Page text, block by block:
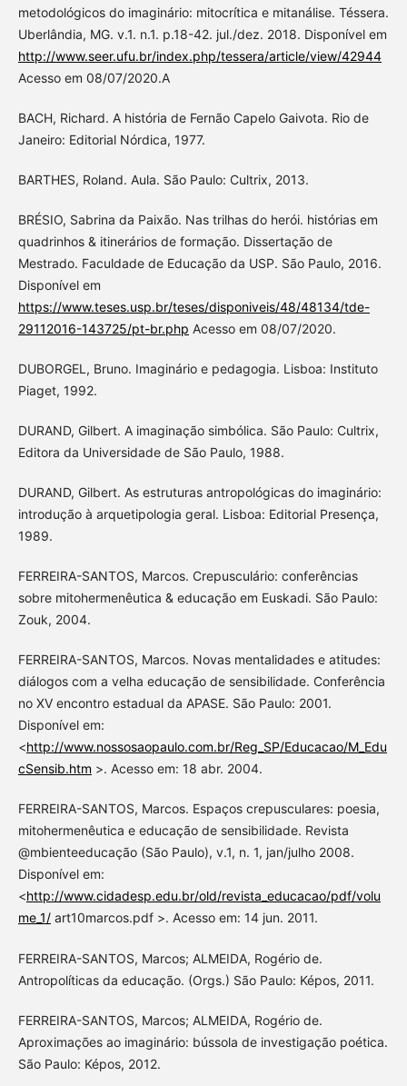
metodológicos do imaginário: mitocrítica e mitanálise. Téssera.
Uberlândia, MG. v.1. n.1. p.18-42. jul./dez. 2018. Disponível em
http://www.seer.ufu.br/index.php/tessera/article/view/42944
Acesso em 08/07/2020.A
BACH, Richard. A história de Fernão Capelo Gaivota. Rio de
Janeiro: Editorial Nórdica, 1977.
BARTHES, Roland. Aula. São Paulo: Cultrix, 2013.
BRÉSIO, Sabrina da Paixão. Nas trilhas do herói. histórias em
quadrinhos & itinerários de formação. Dissertação de
Mestrado. Faculdade de Educação da USP. São Paulo, 2016.
Disponível em
https://www.teses.usp.br/teses/disponiveis/48/48134/tde-
29112016-143725/pt-br.php Acesso em 08/07/2020.
DUBORGEL, Bruno. Imaginário e pedagogia. Lisboa: Instituto
Piaget, 1992.
DURAND, Gilbert. A imaginação simbólica. São Paulo: Cultrix,
Editora da Universidade de São Paulo, 1988.
DURAND, Gilbert. As estruturas antropológicas do imaginário:
introdução à arquetipologia geral. Lisboa: Editorial Presença,
1989.
FERREIRA-SANTOS, Marcos. Crepusculário: conferências
sobre mitohermenêutica & educação em Euskadi. São Paulo:
Zouk, 2004.
FERREIRA-SANTOS, Marcos. Novas mentalidades e atitudes:
diálogos com a velha educação de sensibilidade. Conferência
no XV encontro estadual da APASE. São Paulo: 2001.
Disponível em:
<http://www.nossosaopaulo.com.br/Reg_SP/Educacao/M_Edu
cSensib.htm >. Acesso em: 18 abr. 2004.
FERREIRA-SANTOS, Marcos. Espaços crepusculares: poesia,
mitohermenêutica e educação de sensibilidade. Revista
@mbienteeducação (São Paulo), v.1, n. 1, jan/julho 2008.
Disponível em:
<http://www.cidadesp.edu.br/old/revista_educacao/pdf/volu
me_1/art10marcos.pdf >. Acesso em: 14 jun. 2011.
FERREIRA-SANTOS, Marcos; ALMEIDA, Rogério de.
Antropolíticas da educação. (Orgs.) São Paulo: Képos, 2011.
FERREIRA-SANTOS, Marcos; ALMEIDA, Rogério de.
Aproximações ao imaginário: bússola de investigação poética.
São Paulo: Képos, 2012.